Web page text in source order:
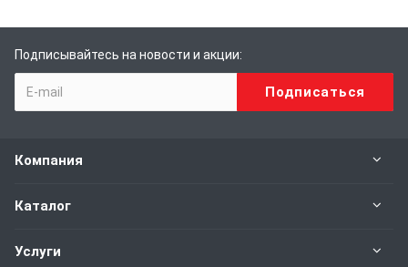
Подписывайтесь на новости и акции:
Компания
Каталог
Услуги